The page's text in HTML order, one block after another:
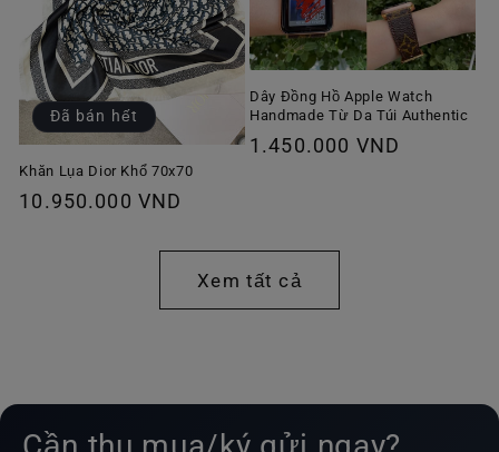
Đã bán hết
Khăn Lụa Dior Khổ 70x70
Giá
10.950.000 VND
Dây Đồng Hồ Apple Watch
Handmade Từ Da Túi Authentic
Giá
1.450.000 VND
Xem tất cả